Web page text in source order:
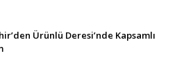
Ürünlü Deresi’nde Kapsamlı